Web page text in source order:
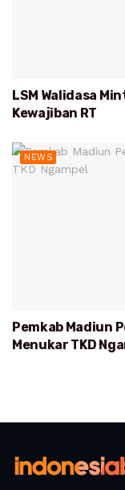
LSM Walidasa
Kewajiban RT
NEWS
Pemkab Madiun
Menukar TKD